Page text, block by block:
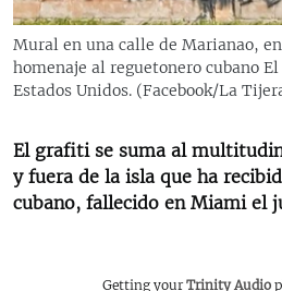
LA REALIDAD DE LA VIVIENDA EN
SER VIEJO EN CUBA
LOS SANTOS DE HIALEAH
DESINFORMACIÓN RUSA EN
EDITORIALES
SÍGUENOS
Mural en una calle de Marianao,
homenaje al reguetonero cubano
Estados Unidos. (Facebook/La
El grafiti se suma al
y fuera de la isla que ha
cubano, fallecido en Miami el
Getting yourTrinity Audio